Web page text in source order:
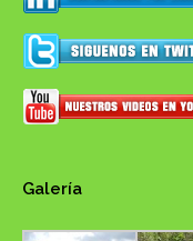
Galería